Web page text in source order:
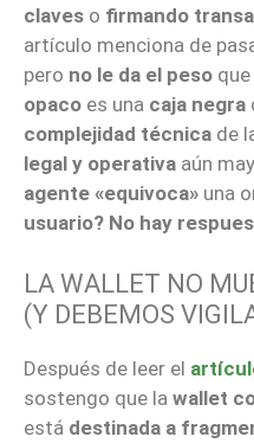
claves o firmando
artículo menciona de
pero no le da el peso
opaco es una caja negra
complejidad técnica de
legal y operativa aún
agente «equivoca» una
usuario? No hay
LA WALLET NO
(Y DEBEMOS
Después de leer el
sostengo que la wallet
está destinada a